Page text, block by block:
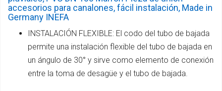
accesorios para canalones, fácil instalación, Made in
Germany INEFA
INSTALACIÓN FLEXIBLE: El codo del tubo de bajada
permite una instalación flexible del tubo de bajada en
un ángulo de 30° y sirve como elemento de conexión
entre la toma de desagüe y el tubo de bajada.